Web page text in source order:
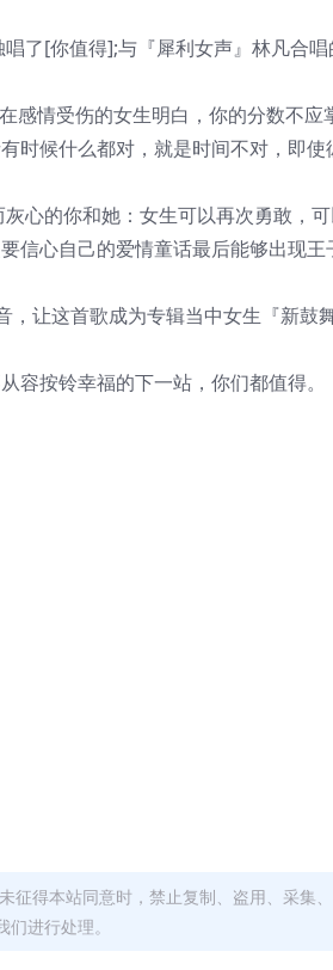
了[你值得];与『犀利女声』林凡合
感情受伤的女生明白，你的分数不应
时候什么都对，就是时间不对，即使
心的你和她：女生可以再次勇敢，
信心自己的爱情童话最后能够出现王
让这首歌成为专辑当中女生『新鼓
按铃幸福的下一站，你们都值得。
征得本站同意时，禁止复制、盗用、采集
进行处理。